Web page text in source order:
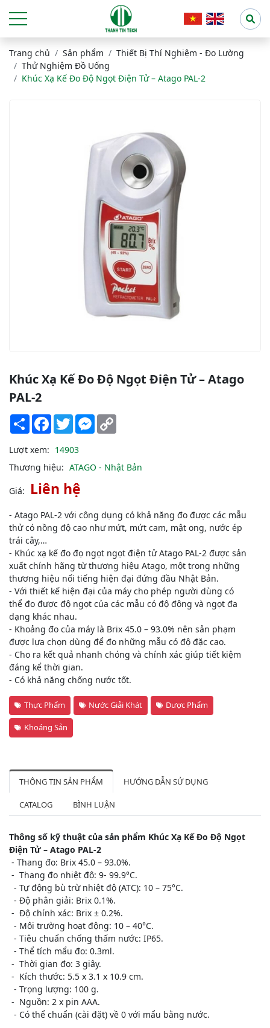
Trang chủ Sản phẩm
Thiết Bị Thí Nghiệm - Đo Lường
Thử Nghiệm Đồ Uống
Khúc Xạ Kế Đo Độ Ngọt Điện Tử – Atago PAL-2
Khúc Xạ Kế Đo Độ Ngọt Điện Tử – Atago
PAL-2
Share Facebook
TwitterMessenger
Lượt xem: 14903
Thương hiệu: ATAGO - Nhật Bản
Giá: Liên hệ
- Atago PAL-2 với công dụng có khả năng đo được các mẫu
thử có nồng độ cao như mứt, mứt cam, mật ong, nước ép
trái cây,…
- Khúc xạ kế đo đọ ngọt ngọt điện tử Atago PAL-2 được sản
xuất chính hãng từ thương hiệu Atago, một trong những
thương hiệu nổi tiếng hiện đại đứng đầu Nhật Bản.
- Với thiết kế hiện đại của máy cho phép người dùng có
thể đo được độ ngọt của các mẫu có độ đông và ngọt đa
dạng khác nhau.
- Khoảng đo của máy là Brix 45.0 – 93.0% nên sản phạm
được lựa chọn dùng để đo những mẫu có độ đặc cao.
- Cho ra kết quả nhanh chóng và chính xác giúp tiết kiệm
đáng kể thời gian.
- Có khả năng chống nước tốt.
Thực Phẩm Nước Giải Khát Dược Phẩm
Khoáng Sản
THÔNG TIN SẢN PHẨM HƯỚNG DẪN SỬ DỤNG
CATALOG BÌNH LUẬN
​Thông số kỹ thuật của sản phẩm Khúc Xạ Kế Đo Độ Ngọt
Điện Tử – Atago PAL-2
- Thang đo: Brix 45.0 – 93.0%.
- Thang đo nhiệt độ: 9- 99.9°C.
- Tự động bù trừ nhiệt độ (ATC): 10 – 75°C.
- Độ phân giải: Brix 0.1%.
- Độ chính xác: Brix ± 0.2%.
- Môi trường hoạt động: 10 – 40°C.
- Tiêu chuẩn chống thấm nước: IP65.
- Thể tích mẩu đo: 0.3ml.
- Thời gian đo: 3 giây.
- Kích thước: 5.5 x 3.1 x 10.9 cm.
- Trọng lượng: 100 g.
- Nguồn: 2 x pin AAA.
- Có thể chuẩn (cài đặt) về 0 với mẩu bằng nước.